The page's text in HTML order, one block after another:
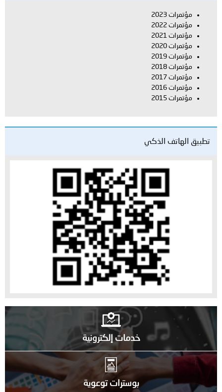
مؤتمرات 2023
مؤتمرات 2022
مؤتمرات 2021
مؤتمرات 2020
مؤتمرات 2019
مؤتمرات 2018
مؤتمرات 2017
مؤتمرات 2016
مؤتمرات 2015
تطبيق الهاتف الذكي
خدمات إلكترونية
بوسترات توعوية